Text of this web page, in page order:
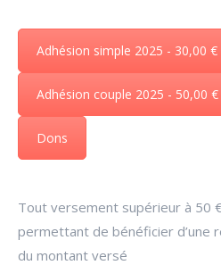
Adhésion simple 2025 - 30,00 €
Adhésion couple 2025 - 50,00 €
Dons
Tout versement supérieur à 50
permettant de bénéficier d’une
du montant versé